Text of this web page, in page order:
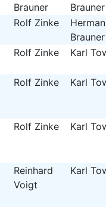
Brauner
Brauner
Rolf Zinke
Brauner
Rolf Zinke Karl
Rolf Zinke Karl
Rolf Zinke Karl
Reinhard
Voigt
Karl